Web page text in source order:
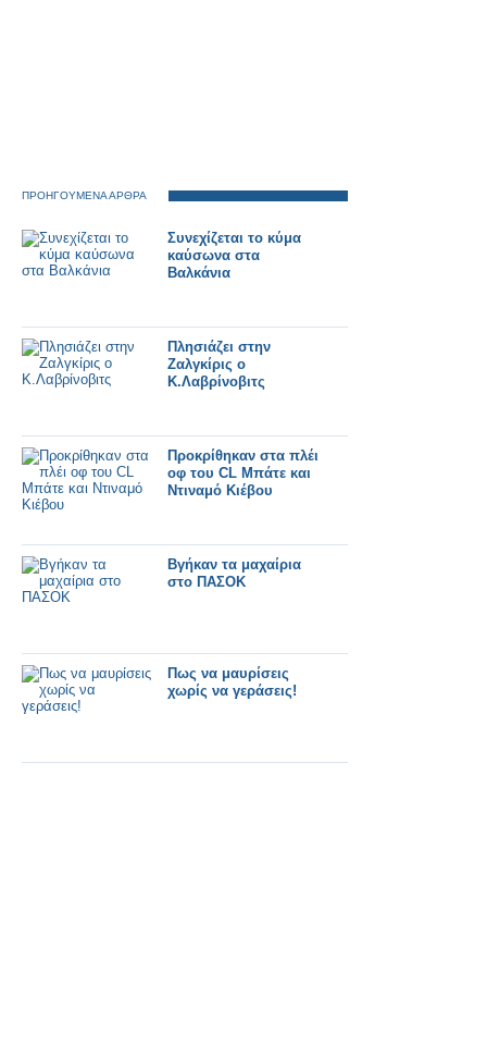
ΠΡΟΗΓΟΥΜΕΝΑ ΑΡΘΡΑ
Συνεχίζεται το κύμα
καύσωνα στα
Βαλκάνια
Πλησιάζει στην
Ζαλγκίρις ο
Κ.Λαβρίνοβιτς
Προκρίθηκαν στα πλέι
οφ του CL Μπάτε και
Ντιναμό Κιέβου
Βγήκαν τα μαχαίρια
στο ΠΑΣΟΚ
Πως να μαυρίσεις
χωρίς να γεράσεις!